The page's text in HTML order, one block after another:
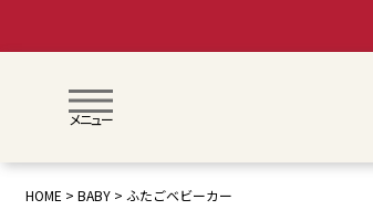
メニュー
HOME BABY ふたごベビーカー